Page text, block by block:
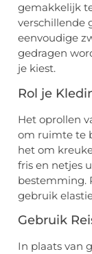
gemakkelijk
verschillende
eenvoudige
gedragen
je kiest.
Rol je
Het oprollen
om ruimte te
het om
fris en netjes
bestemming.
gebruik
Gebruik
In plaats van